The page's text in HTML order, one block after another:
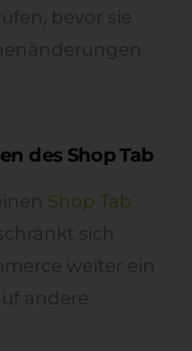
bevor sie
des Shop Tab
Shop Tab
sich
weiter ein
andere